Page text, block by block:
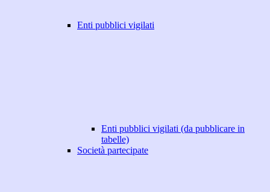
Enti pubblici vigilati
Enti pubblici vigilati (da pubblicare in
tabelle)
Società partecipate